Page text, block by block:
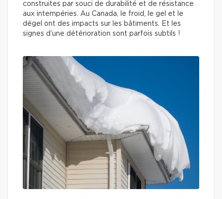
construites par souci de durabilité et de résistance
aux intempéries. Au Canada, le froid, le gel et le
dégel ont des impacts sur les bâtiments. Et les
signes d’une détérioration sont parfois subtils !